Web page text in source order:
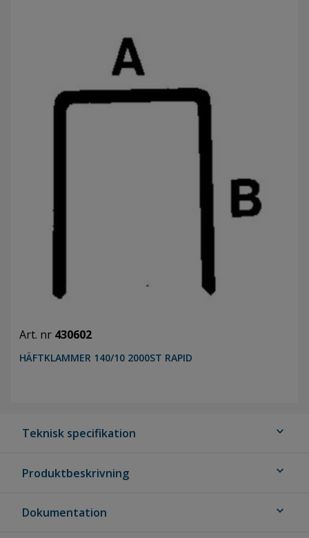
Art. nr 430602
HÄFTKLAMMER 140/10 2000ST RAPID
Teknisk specifikation expand_more
Produktbeskrivning expand_more
Dokumentation expand_more